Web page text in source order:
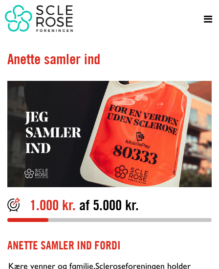
Anette samler ind
1.000 kr. af 5.000 kr.
ANETTE SAMLER IND FORDI
Kære venner og familie,Scleroseforeningen holder